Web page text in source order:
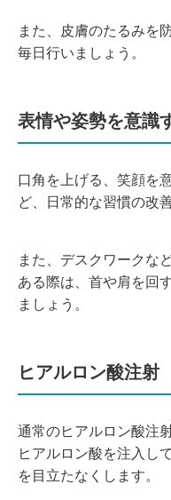
また、皮膚のたるみを
毎日行いましょう。
表情や姿勢を意識
口角を上げる、笑顔を
ど、日常的な習慣の改
また、デスクワークな
ある際は、首や肩を回
ましょう。
ヒアルロン酸注射
通常のヒアルロン酸注
ヒアルロン酸を注入し
を目立たなくします。